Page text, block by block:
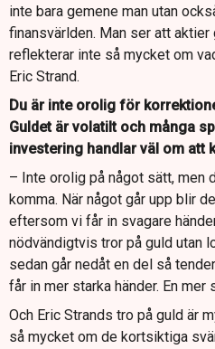
inte bara gemene man utan
finansvärlden. Man ser att aktier
reflekterar inte så mycket om
Eric Strand.
Du är inte orolig för
Guldet är volatilt och många
investering handlar väl om att
– Inte orolig på något sätt, men
komma. När något går upp blir
eftersom vi får in svagare
nödvändigtvis tror på guld utan
sedan går nedåt en del så
får in mer starka händer. En mer
Och Eric Strands tro på guld är
så mycket om de kortsiktiga